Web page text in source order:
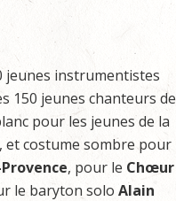
jeunes instrumentistes
150 jeunes chanteurs de
pour les jeunes de la
, et costume sombre pour
, pour le Chœur
le baryton solo Alain